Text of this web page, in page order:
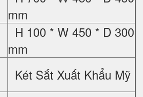
mm
H 100 * W 450 * D 300
mm
Két Sắt Xuất Khẩu Mỹ